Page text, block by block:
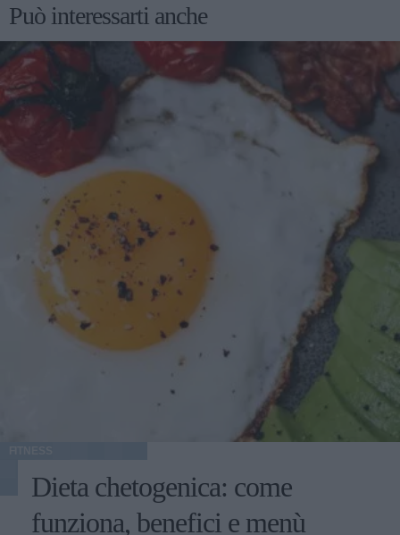
Può interessarti anche
Dieta chetogenica: come
funziona, benefici e menù